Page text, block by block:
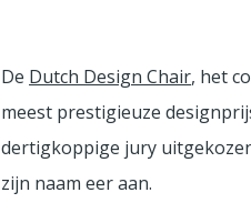
De Dutch Design Chair, het
meest prestigieuze
dertigkoppige jury
zijn naam eer aan.